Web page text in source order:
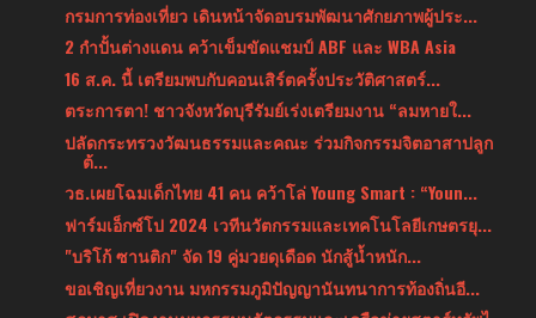
กรมการท่องเที่ยว เดินหน้าจัดอบรมพัฒนาศักยภาพผู้ประ...
2 กำปั้นต่างแดน คว้าเข็มขัดแชมป์ ABF และ WBA Asia
16 ส.ค. นี้ เตรียมพบกับคอนเสิร์ตครั้งประวัติศาสตร์...
ตระการตา! ชาวจังหวัดบุรีรัมย์เร่งเตรียมงาน “ลมหายใ...
ปลัดกระทรวงวัฒนธรรมและคณะ ร่วมกิจกรรมจิตอาสาปลูก
ต้...
วธ.เผยโฉมเด็กไทย 41 คน คว้าโล่ Young Smart : “Youn...
ฟาร์มเอ็กซ์โป 2024 เวทีนวัตกรรมและเทคโนโลยีเกษตรยุ...
"บริโก้ ซานติก" จัด 19 คู่มวยดุเดือด นักสู้น้ำหนัก...
ขอเชิญเที่ยวงาน มหกรรมภูมิปัญญานันทนาการท้องถิ่นอี...